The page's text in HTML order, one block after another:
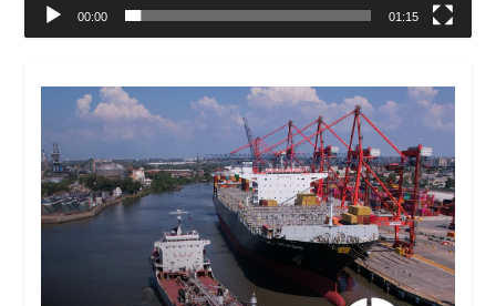
00:00 01:15